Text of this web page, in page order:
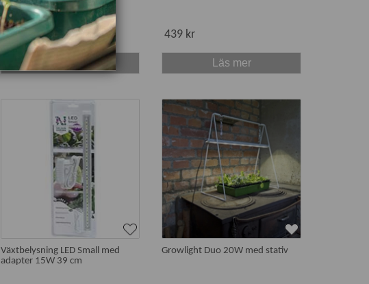
299 kr
Läs mer
439 kr
Läs mer
Växtbelysning LED Small med
adapter 15W 39 cm
Growlight Duo 20W med stativ